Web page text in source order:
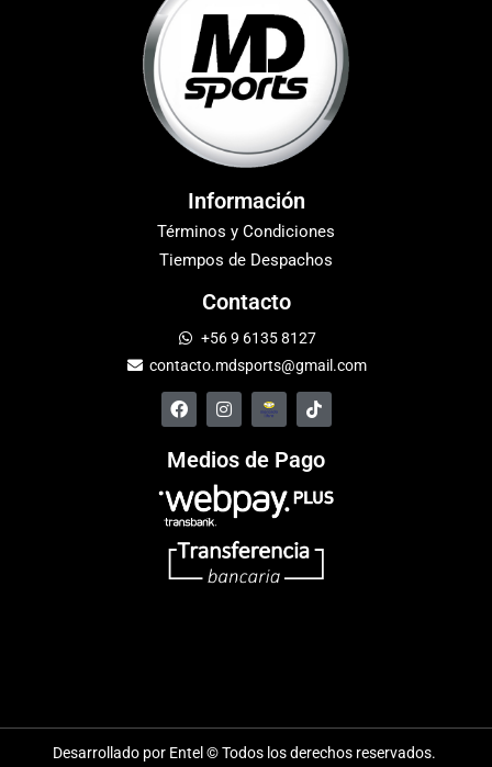
Información
Términos y Condiciones
Tiempos de Despachos
Contacto
+56 9 6135 8127
contacto.mdsports@gmail.com
Medios de Pago
Desarrollado por Entel © Todos los derechos reservados.